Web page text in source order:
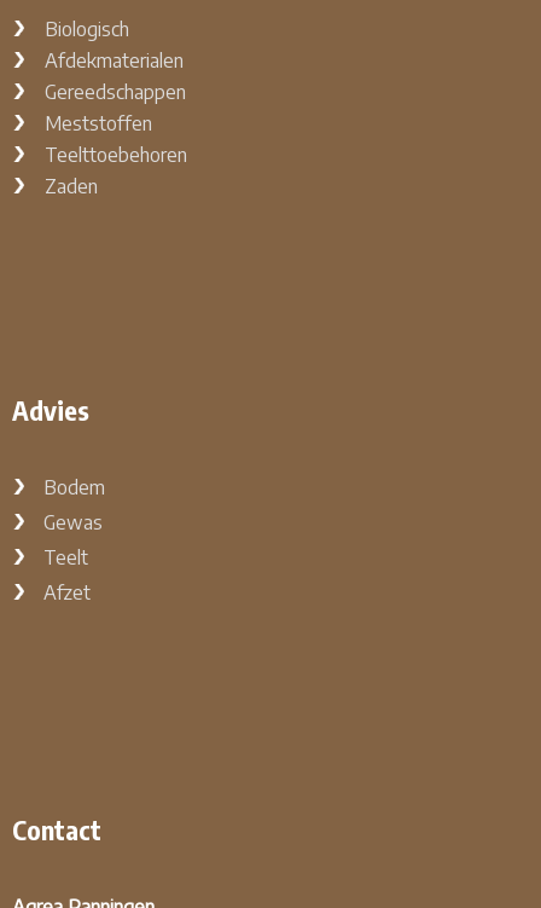
Biologisch
Afdekmaterialen
Gereedschappen
Meststoffen
Teelttoebehoren
Zaden
Advies
Bodem
Gewas
Teelt
Afzet
Contact